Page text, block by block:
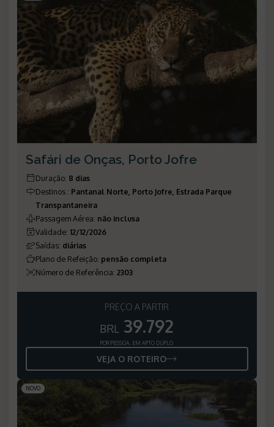
Safári de Onças, Porto Jofre
Duração: 8 dias
Destinos : Pantanal Norte, Porto Jofre, Estrada Parque
Transpantaneira
Passagem Aérea: não inclusa
Validade: 12/12/2026
Saídas: diárias
Plano de Refeição: pensão completa
Número de Referência: 2303
PREÇO A PARTIR
BRL 39.792
POR PESSOA, EM APTO DUPLO
VEJA O ROTEIRO
NOVO